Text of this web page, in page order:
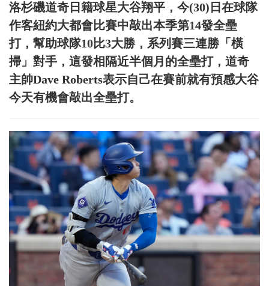
洛杉磯道奇日籍球星大谷翔平，今(30)日在球隊
作客紐約大都會比賽中敲出本季第14發全壘
打，幫助球隊10比3大勝，系列賽三連勝「橫
掃」對手，這發相隔近半個月的全壘打，道奇
主帥Dave Roberts表示自己在賽前就有預感大谷
今天有機會敲出全壘打。